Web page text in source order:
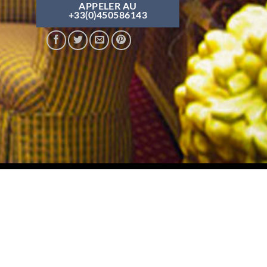
APPELER AU
+33(0)450586143